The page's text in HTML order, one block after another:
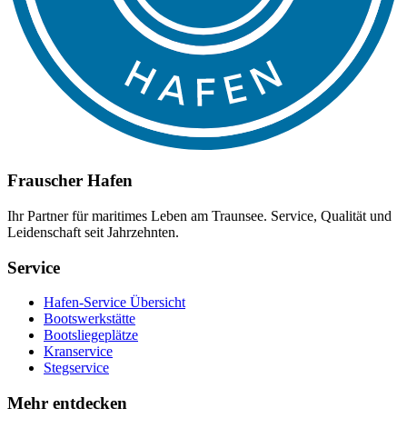
Frauscher Hafen
Ihr Partner für maritimes Leben am Traunsee. Service, Qualität und
Leidenschaft seit Jahrzehnten.
Service
Hafen-Service Übersicht
Bootswerkstätte
Bootsliegeplätze
Kranservice
Stegservice
Mehr entdecken